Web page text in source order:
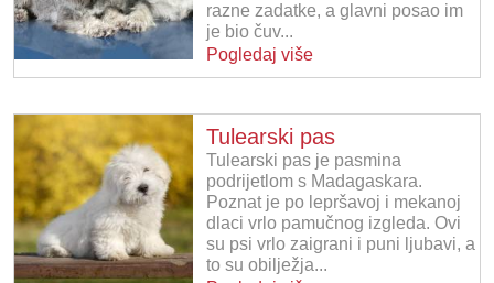
razne zadatke, a glavni posao im
je bio čuv...
Pogledaj više
Tulearski pas
Tulearski pas je pasmina
podrijetlom s Madagaskara.
Poznat je po lepršavoj i mekanoj
dlaci vrlo pamučnog izgleda. Ovi
su psi vrlo zaigrani i puni ljubavi, a
to su obilježja...